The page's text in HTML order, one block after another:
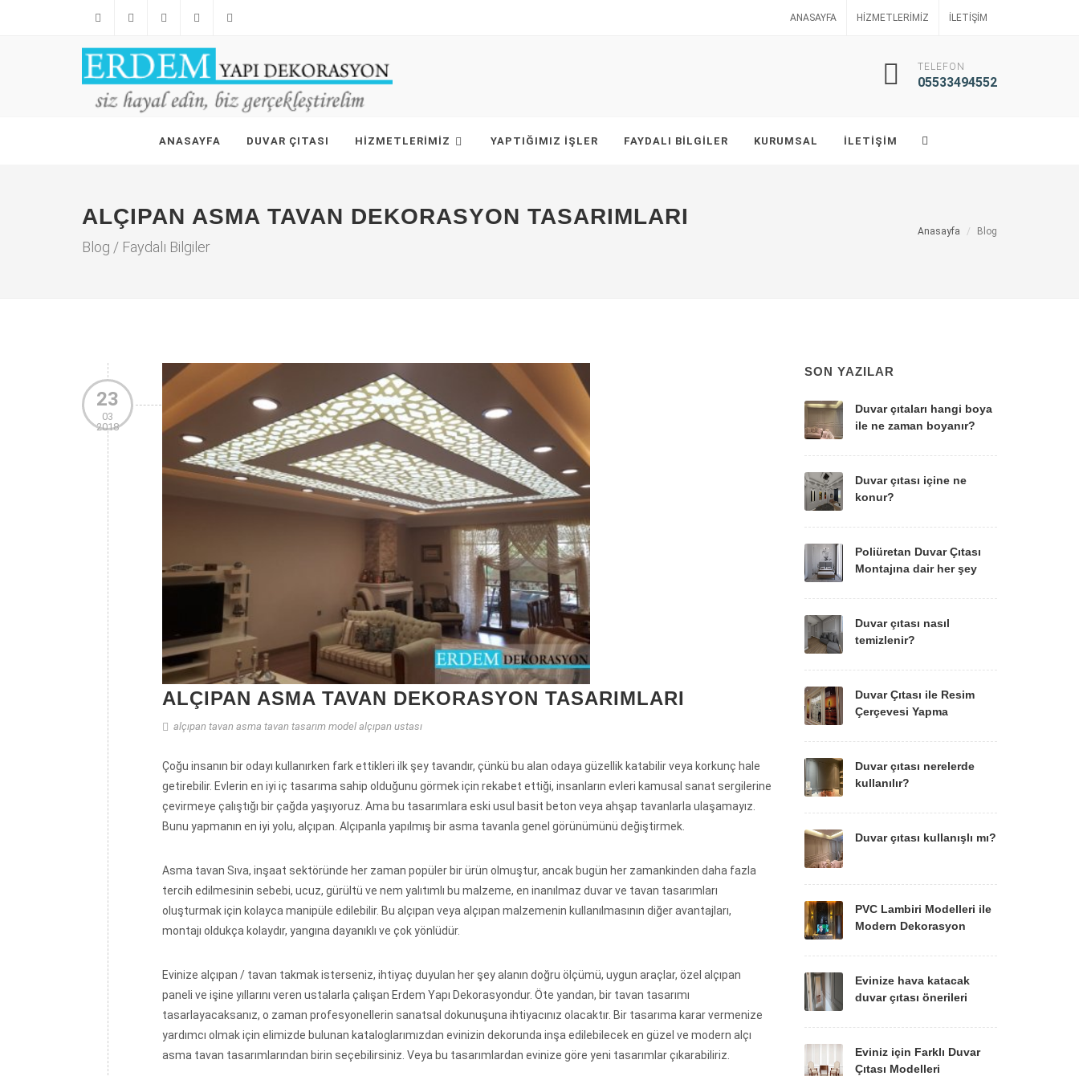
FacebookTwitterLinkedinInstagram
ANASAYFA HIZMETLERIMIZ İLETIŞIM
TELEFON
05533494552
ANASAYFA DUVAR ÇITASI HIZMETLERIMIZ YAPTIĞIMIZ İŞLER FAYDALI BILGILER KURUMSAL İLETIŞIM
ALÇIPAN ASMA TAVAN DEKORASYON TASARIMLARI
Blog / Faydalı Bilgiler
Anasayfa Blog
23
03
2018
ALÇIPAN ASMA TAVAN DEKORASYON TASARIMLARI
alçıpan tavan asma tavan tasarım model alçıpan ustası
Çoğu insanın bir odayı kullanırken fark ettikleri ilk şey tavandır, çünkü bu alan odaya güzellik katabilir veya korkunç hale
getirebilir. Evlerin en iyi iç tasarıma sahip olduğunu görmek için rekabet ettiği, insanların evleri kamusal sanat sergilerine
çevirmeye çalıştığı bir çağda yaşıyoruz. Ama bu tasarımlara eski usul basit beton veya ahşap tavanlarla ulaşamayız.
Bunu yapmanın en iyi yolu, alçıpan. Alçıpanla yapılmış bir asma tavanla genel görünümünü değiştirmek.
Asma tavan Sıva, inşaat sektöründe her zaman popüler bir ürün olmuştur, ancak bugün her zamankinden daha fazla
tercih edilmesinin sebebi, ucuz, gürültü ve nem yalıtımlı bu malzeme, en inanılmaz duvar ve tavan tasarımları
oluşturmak için kolayca manipüle edilebilir. Bu alçıpan veya alçıpan malzemenin kullanılmasının diğer avantajları,
montajı oldukça kolaydır, yangına dayanıklı ve çok yönlüdür.
Evinize alçıpan / tavan takmak isterseniz, ihtiyaç duyulan her şey alanın doğru ölçümü, uygun araçlar, özel alçıpan
paneli ve işine yıllarını veren ustalarla çalışan Erdem Yapı Dekorasyondur. Öte yandan, bir tavan tasarımı
tasarlayacaksanız, o zaman profesyonellerin sanatsal dokunuşuna ihtiyacınız olacaktır. Bir tasarıma karar vermenize
yardımcı olmak için elimizde bulunan kataloglarımızdan evinizin dekorunda inşa edilebilecek en güzel ve modern alçı
asma tavan tasarımlarından birin seçebilirsiniz. Veya bu tasarımlardan evinize göre yeni tasarımlar çıkarabiliriz.
SON YAZILAR
Duvar çıtaları hangi boya
ile ne zaman boyanır?
Duvar çıtası içine ne
konur?
Poliüretan Duvar Çıtası
Montajına dair her şey
Duvar çıtası nasıl
temizlenir?
Duvar Çıtası ile Resim
Çerçevesi Yapma
Duvar çıtası nerelerde
kullanılır?
Duvar çıtası kullanışlı mı?
PVC Lambiri Modelleri ile
Modern Dekorasyon
Evinize hava katacak
duvar çıtası önerileri
Eviniz için Farklı Duvar
Çıtası Modelleri